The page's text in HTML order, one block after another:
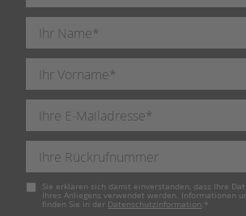
Pflichtfeld
Sie erklären sich damit einverstanden, dass Ihre
Ihres Anliegens verwendet werden. Informationen
finden Sie in der Datenschutzinformation. *